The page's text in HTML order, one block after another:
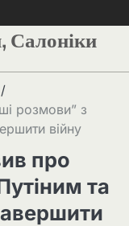
Салоніки
розмови” з
війну
про
та